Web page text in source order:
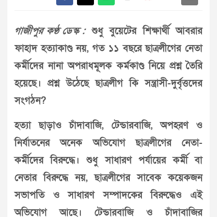
গাজীপুর কণ্ঠ ডেস্ক :শুধু বুয়েটের শিক্ষার্থী আবরার
ফাহাদ হত্যাকাণ্ড নয়, গত ১১ বছরে ছাত্রলীগের নেতা
কর্মীদের নানা অপরাধমূলক কর্মকাণ্ড নিয়ে প্রশ্ন তৈরি
হয়েছে। প্রশ্ন উঠেছে ছাত্রলীগ কি সন্ত্রাসী-দুর্বৃত্তদের
সংগঠন?
হত্যা ছাড়াও চাঁদাবাজি, টেন্ডারবাজি, অপহরণ ও
নির্যাতনের অনেক অভিযোগ ছাত্রলীগের নেতা-
কর্মীদের বিরুদ্ধে। শুধু সাধারণ পর্যায়ের কর্মী বা
নেতার বিরুদ্ধে নয়, ছাত্রলীগের সাবেক কয়েকজন
সভাপতি ও সাধারণ সম্পাদকের বিরুদ্ধেও এই
অভিযোগ আছে। টেন্ডারবাজি ও চাঁদাবাজির